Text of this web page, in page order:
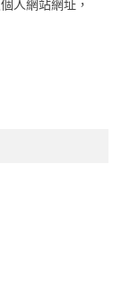
人網站網址，